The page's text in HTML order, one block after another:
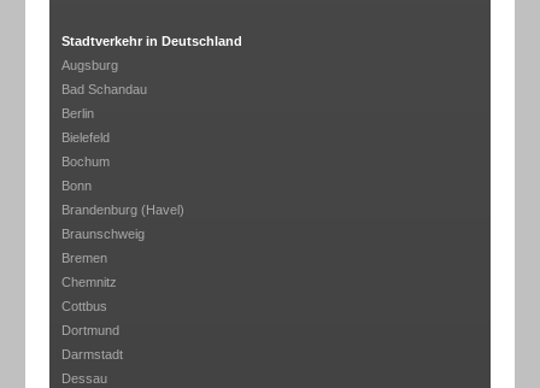
Stadtverkehr in Deutschland
Augsburg
Bad Schandau
Berlin
Bielefeld
Bochum
Bonn
Brandenburg (Havel)
Braunschweig
Bremen
Chemnitz
Cottbus
Dortmund
Darmstadt
Dessau